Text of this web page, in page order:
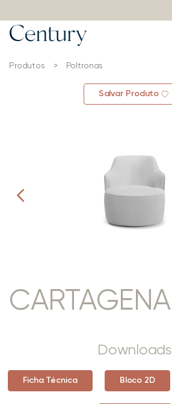
Produtos > Poltronas
Salvar Produto
CARTAGENA
Downloads
Ficha Técnica Bloco 2D